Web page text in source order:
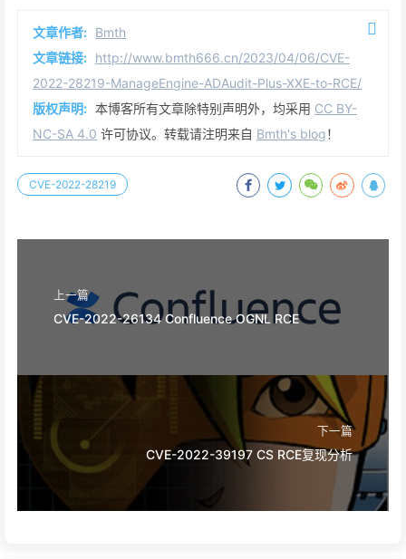
文章作者: Bmth
文章链接: http://www.bmth666.cn/2023/04/06/CVE-
2022-28219-ManageEngine-ADAudit-Plus-XXE-to-RCE/
版权声明: 本博客所有文章除特别声明外，均采用 CC BY-
NC-SA 4.0 许可协议。转载请注明来自 Bmth's blog！
CVE-2022-28219
上一篇
CVE-2022-26134 Confluence OGNL RCE
下一篇
CVE-2022-39197 CS RCE复现分析